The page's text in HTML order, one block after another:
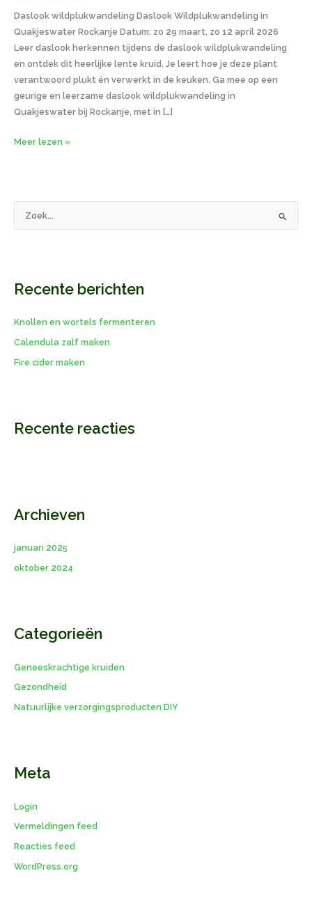
Daslook wildplukwandeling Daslook Wildplukwandeling in
Quakjeswater Rockanje Datum: zo 29 maart, zo 12 april 2026
Leer daslook herkennen tijdens de daslook wildplukwandeling
en ontdek dit heerlijke lente kruid. Je leert hoe je deze plant
verantwoord plukt én verwerkt in de keuken. Ga mee op een
geurige en leerzame daslook wildplukwandeling in
Quakjeswater bij Rockanje, met in […]
Meer lezen »
n
a
r
:
Recente berichten
Knollen en wortels fermenteren
Calendula zalf maken
Fire cider maken
Recente reacties
Archieven
januari 2025
oktober 2024
Categorieën
Geneeskrachtige kruiden
Gezondheid
Natuurlijke verzorgingsproducten DIY
Meta
Login
Vermeldingen feed
Reacties feed
WordPress.org